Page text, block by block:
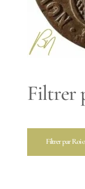
Filtrer
Filtrer par Roi